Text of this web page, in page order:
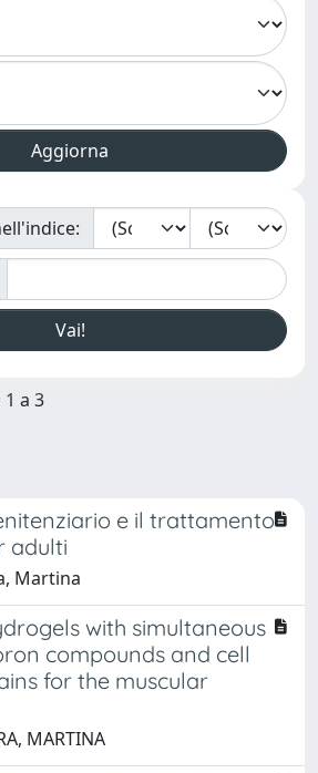
a 3
e il trattamento
adulti
Martina
with simultaneous
compounds and cell
for the muscular
MARTINA